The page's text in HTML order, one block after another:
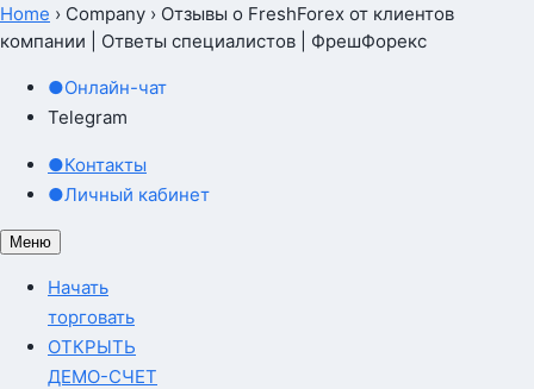
Home › Company › Отзывы о FreshForex от клиентов
компании | Ответы специалистов | ФрешФорекс
●Онлайн-чат
Telegram
●Контакты
●Личный кабинет
Меню
Начать
торговать
ОТКРЫТЬ
ДЕМО-СЧЕТ